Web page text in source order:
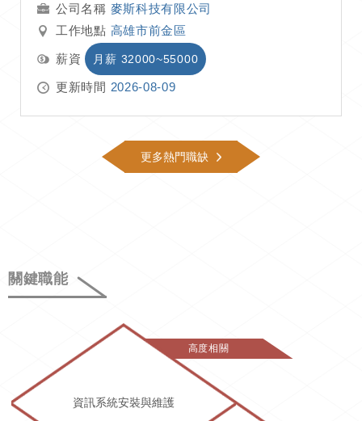
麥斯科技有限公司
工作地點 高雄市前金區
薪資 月薪 32000~55000
更新時間 2026-08-09
更多熱門職缺
關鍵職能
高度相關
資訊系統安裝與維護